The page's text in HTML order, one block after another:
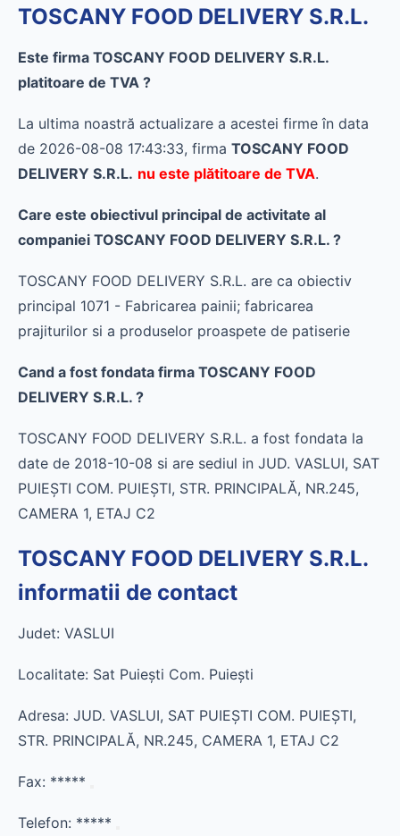
TOSCANY FOOD DELIVERY S.R.L.
Este firma TOSCANY FOOD DELIVERY S.R.L.
platitoare de TVA ?
La ultima noastră actualizare a acestei firme în data
de 2026-08-08 17:43:33, firma TOSCANY FOOD
DELIVERY S.R.L. nu este plătitoare de TVA.
Care este obiectivul principal de activitate al
companiei TOSCANY FOOD DELIVERY S.R.L. ?
TOSCANY FOOD DELIVERY S.R.L. are ca obiectiv
principal 1071 - Fabricarea painii; fabricarea
prajiturilor si a produselor proaspete de patiserie
Cand a fost fondata firma TOSCANY FOOD
DELIVERY S.R.L. ?
TOSCANY FOOD DELIVERY S.R.L. a fost fondata la
date de 2018-10-08 si are sediul in JUD. VASLUI, SAT
PUIEŞTI COM. PUIEŞTI, STR. PRINCIPALĂ, NR.245,
CAMERA 1, ETAJ C2
TOSCANY FOOD DELIVERY S.R.L.
informatii de contact
Judet: VASLUI
Localitate: Sat Puieşti Com. Puieşti
Adresa: JUD. VASLUI, SAT PUIEŞTI COM. PUIEŞTI,
STR. PRINCIPALĂ, NR.245, CAMERA 1, ETAJ C2
Fax: *****
Telefon: *****